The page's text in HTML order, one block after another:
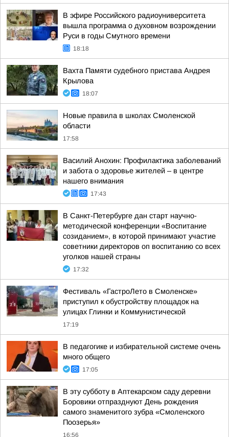
В эфире Российского радиоуниверситета
вышла программа о духовном возрождении
Руси в годы Смутного времени
18:18
Вахта Памяти судебного пристава Андрея
Крылова
18:07
Новые правила в школах Смоленской
области
17:58
Василий Анохин: Профилактика заболеваний
и забота о здоровье жителей – в центре
нашего внимания
17:43
В Санкт-Петербурге дан старт научно-
методической конференции «Воспитание
созиданием», в которой принимают участие
советники директоров оп воспитанию со всех
уголков нашей страны
17:32
Фестиваль «ГастроЛето в Смоленске»
приступил к обустройству площадок на
улицах Глинки и Коммунистической
17:19
В педагогике и избирательной системе очень
много общего
17:05
В эту субботу в Аптекарском саду деревни
Боровики отпразднуют День рождения
самого знаменитого зубра «Смоленского
Поозерья»
16:56